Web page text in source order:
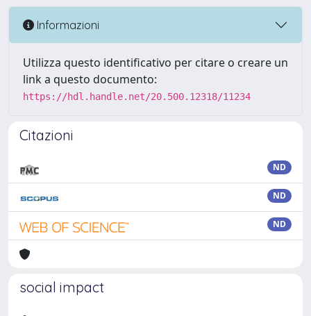
Informazioni
Utilizza questo identificativo per citare o creare un
link a questo documento:
https://hdl.handle.net/20.500.12318/11234
Citazioni
ND
ND
ND
social impact